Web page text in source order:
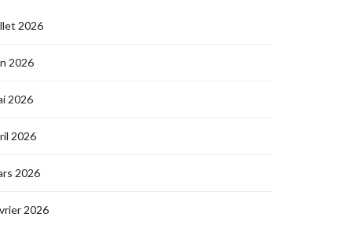
2026
2026
2026
2026
2026
2026